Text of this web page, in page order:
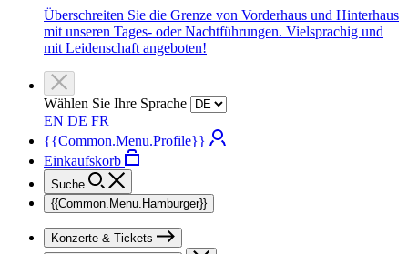
Überschreiten Sie die Grenze von Vorderhaus und Hinterhaus
mit unseren Tages- oder Nachtführungen. Vielsprachig und
mit Leidenschaft angeboten!
Wählen Sie Ihre Sprache
EN DE FR
{{Common.Menu.Profile}}
Einkaufskorb
Suche
{{Common.Menu.Hamburger}}
Konzerte & Tickets